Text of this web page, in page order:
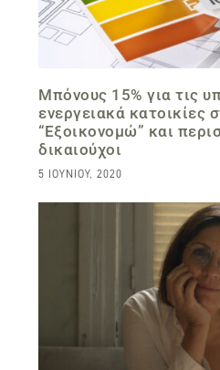
Μπόνους 15% για τις
ενεργειακά κατοικίες
“Εξοικονομώ” και
δικαιούχοι
5 ΙΟΥΝΊΟΥ, 2020